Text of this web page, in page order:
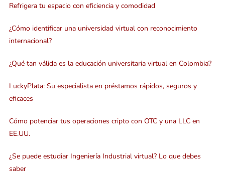
Refrigera tu espacio con eficiencia y comodidad
¿Cómo identificar una universidad virtual con reconocimiento
internacional?
¿Qué tan válida es la educación universitaria virtual en Colombia?
LuckyPlata: Su especialista en préstamos rápidos, seguros y
eficaces
Cómo potenciar tus operaciones cripto con OTC y una LLC en
EE.UU.
¿Se puede estudiar Ingeniería Industrial virtual? Lo que debes
saber